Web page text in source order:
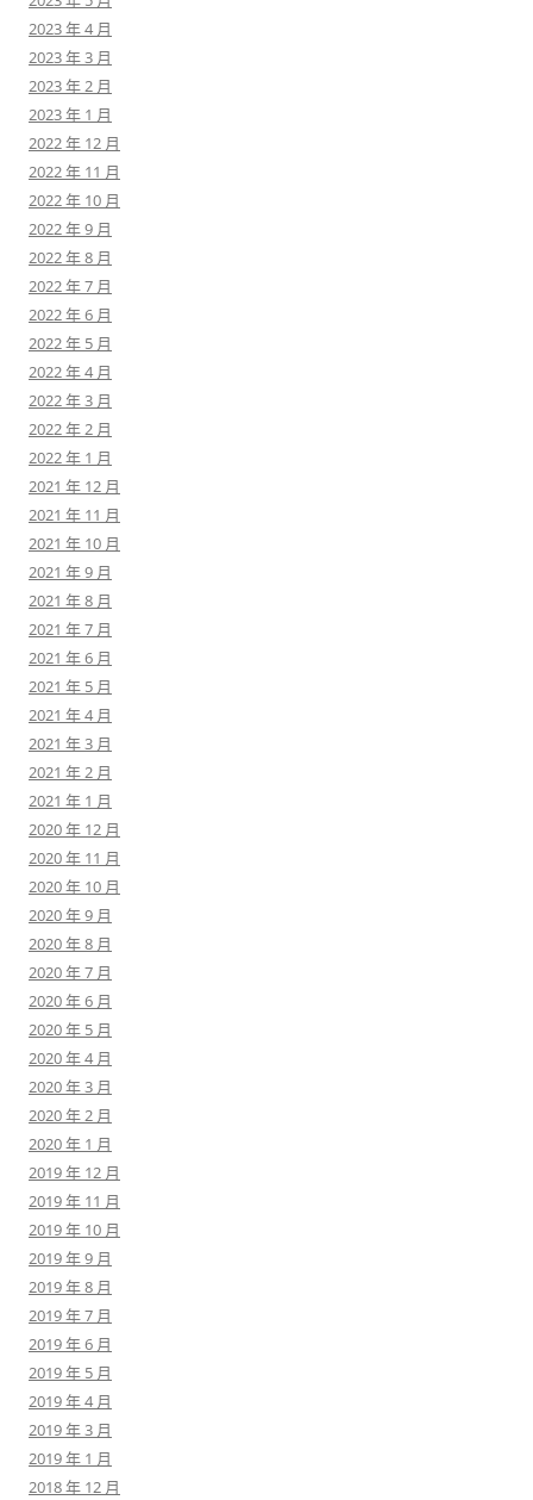
2023 年 4 月
2023 年 3 月
2023 年 2 月
2023 年 1 月
2022 年 12 月
2022 年 11 月
2022 年 10 月
2022 年 9 月
2022 年 8 月
2022 年 7 月
2022 年 6 月
2022 年 5 月
2022 年 4 月
2022 年 3 月
2022 年 2 月
2022 年 1 月
2021 年 12 月
2021 年 11 月
2021 年 10 月
2021 年 9 月
2021 年 8 月
2021 年 7 月
2021 年 6 月
2021 年 5 月
2021 年 4 月
2021 年 3 月
2021 年 2 月
2021 年 1 月
2020 年 12 月
2020 年 11 月
2020 年 10 月
2020 年 9 月
2020 年 8 月
2020 年 7 月
2020 年 6 月
2020 年 5 月
2020 年 4 月
2020 年 3 月
2020 年 2 月
2020 年 1 月
2019 年 12 月
2019 年 11 月
2019 年 10 月
2019 年 9 月
2019 年 8 月
2019 年 7 月
2019 年 6 月
2019 年 5 月
2019 年 4 月
2019 年 3 月
2019 年 1 月
2018 年 12 月